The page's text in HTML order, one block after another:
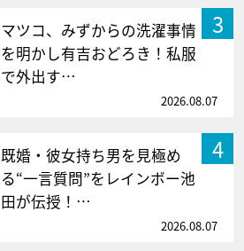
3
マツコ、みずからの洗濯事情
を明かし有吉おどろき！私服
で外出す…
2026.08.07
4
既婚・彼女持ち男を見極め
る“一言質問”をレインボー池
田が伝授！…
2026.08.07